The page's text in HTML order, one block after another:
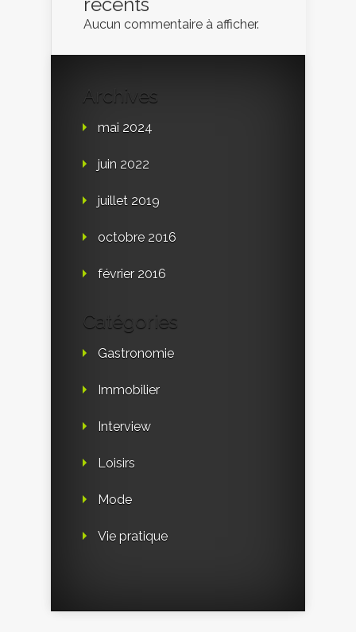
Aucun commentaire à afficher.
Archives
mai 2024
juin 2022
juillet 2019
octobre 2016
février 2016
Catégories
Gastronomie
Immobilier
Interview
Loisirs
Mode
Vie pratique